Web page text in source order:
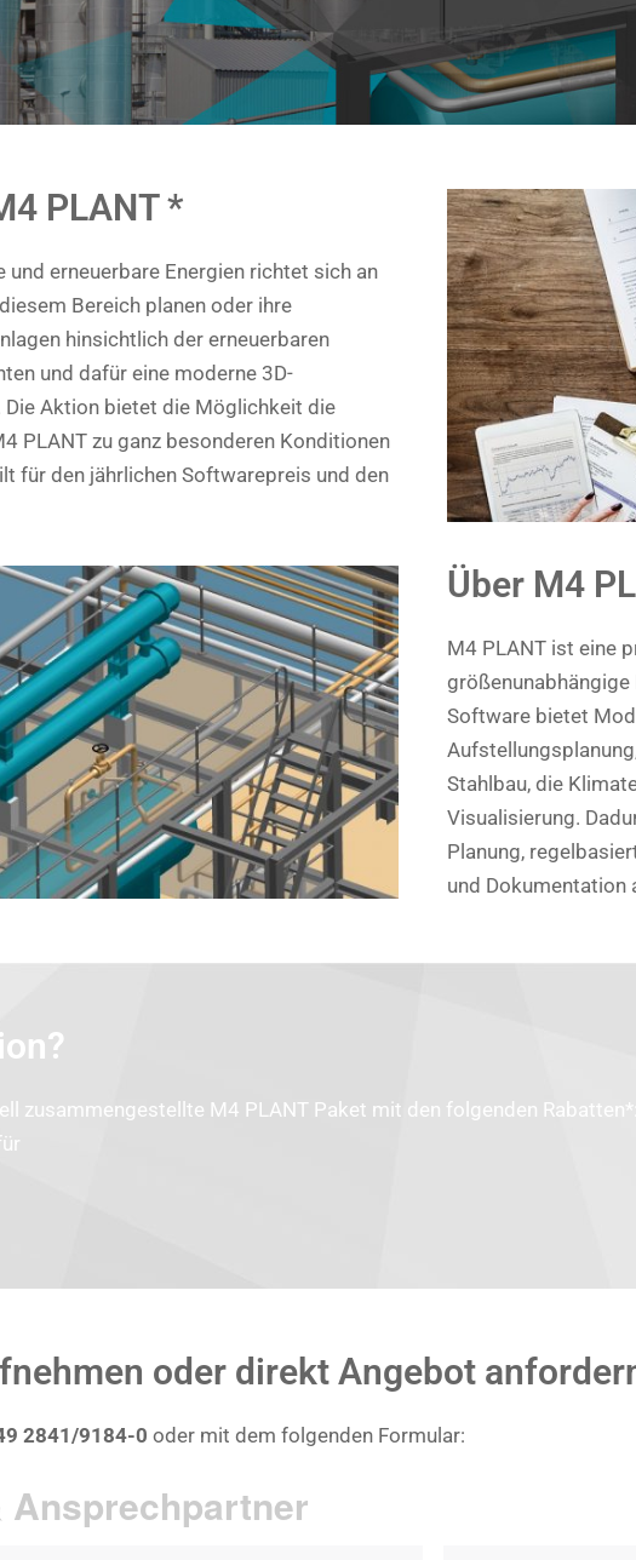
PLANT *
und erneuerbare Energien richtet sich an
Bereich planen oder ihre
hinsichtlich der erneuerbaren
und dafür eine moderne 3D-
Aktion bietet die Möglichkeit die
PLANT zu ganz besonderen Konditionen
für den jährlichen Softwarepreis und den
Über M4
M4 PLANT ist eine
größenunabhängige
Software bietet
Stahlbau, die
Visualisierung.
Planung,
und Dokumentation
zusammengestellte M4 PLANT Paket mit den folgenden Rabatten*
oder direkt Angebot
2841/9184-0 oder mit dem folgenden Formular:
Ansprechpartner